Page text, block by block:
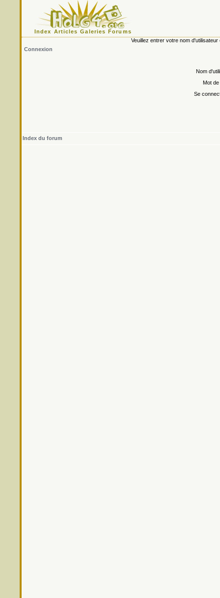
Index Articles Galeries Forums
Veuillez entrer votre nom
Connexion
Nom
Mot
Se
Index du forum